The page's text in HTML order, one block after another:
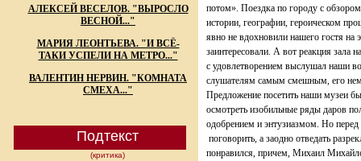
АЛЕКСЕЙ ВЕСЕЛОВ. "ВЫРОСЛО
ВЕСНОЙ..."
МАРИЯ ЛЕОНТЬЕВА. "И ВСЁ-
ТАКИ УСПЕЛИ НА МЕТРО..."
ВАЛЕНТИН НЕРВИН. "КОМНАТА
СМЕХА..."
Подтекст
(критика)
потом». Поездка по городу с
истории, географии, героическом
явно не вдохновили нашего гостя на
заинтересовали. А вот реакция зала
с удовлетворением выслушал наши
слушателям самым смешным, его
Предложение посетить наши музеи
осмотреть изобильные ряды даров
одобрением и энтузиазмом. Но
поговорить, а заодно отведать
понравился, причем, Михаил